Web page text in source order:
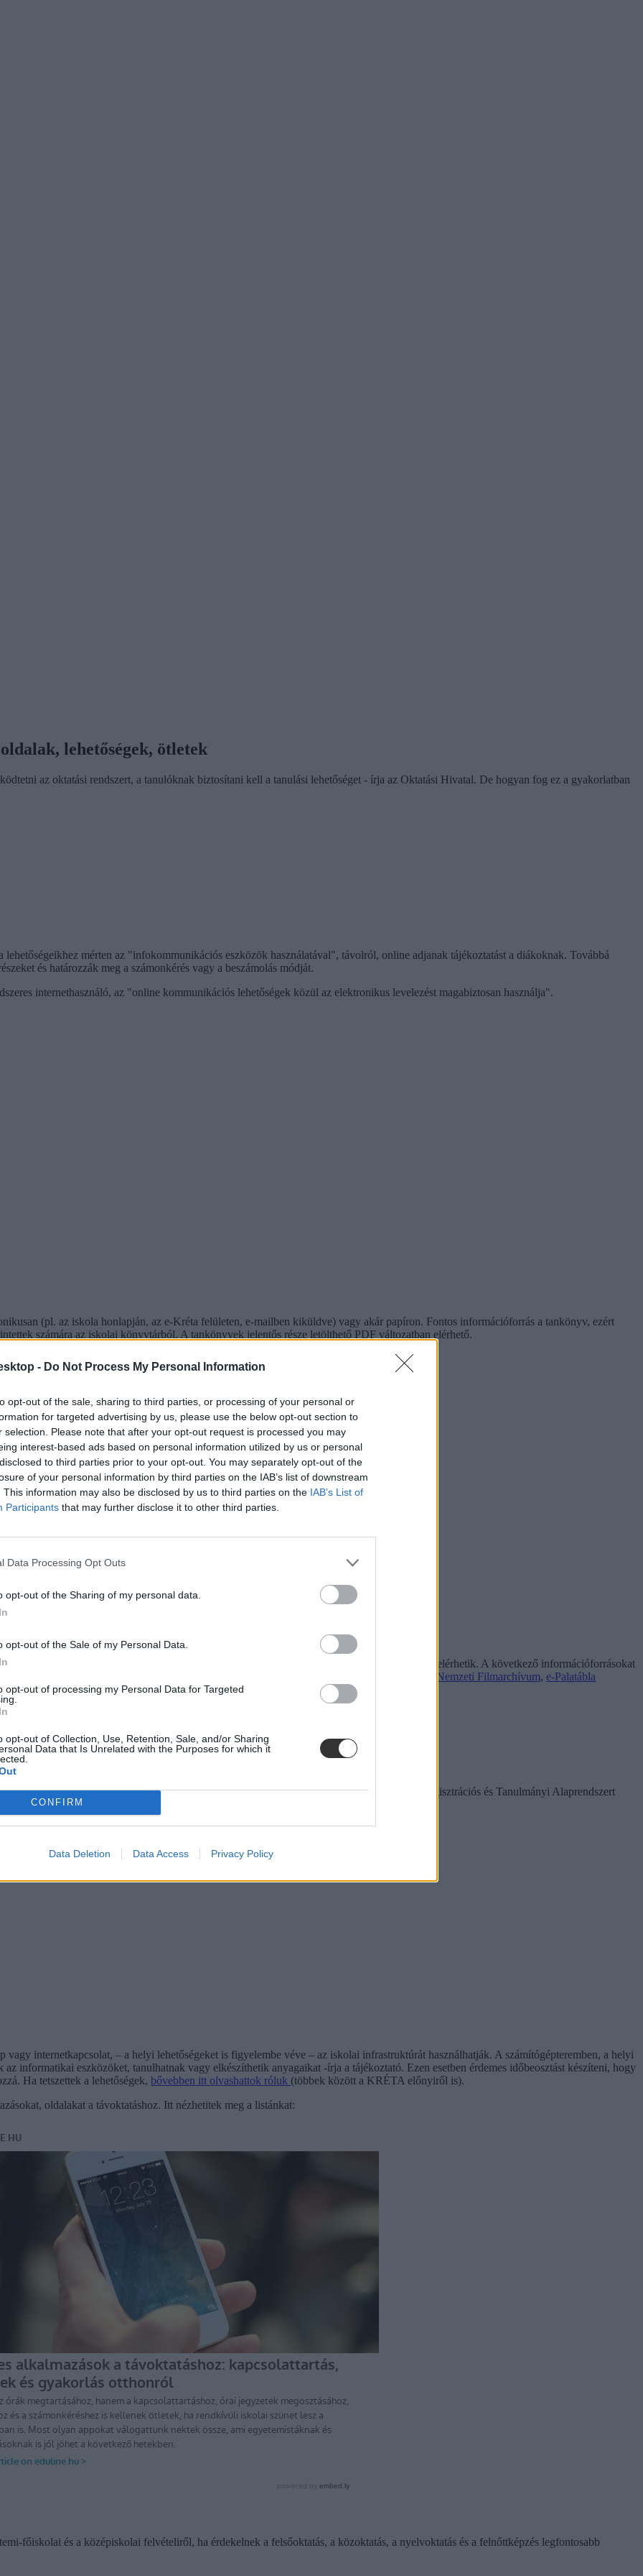
- Do Not Process My Personal Information
opt-out of the sale, sharing to third parties, or processing of your personal or
for targeted advertising by us, please use the below opt-out section to
selection. Please note that after your opt-out request is processed you may
interest-based ads based on personal information utilized by us or personal
to third parties prior to your opt-out. You may separately opt-out of the
of your personal information by third parties on the IAB’s list of downstream
This information may also be disclosed by us to third parties on the IAB’s List of
Participants that may further disclose it to other third parties.
Data Processing Opt Outs
opt-out of the Sharing of my personal data.
opt-out of the Sale of my Personal Data.
opt-out of processing my Personal Data for Targeted
opt-out of Collection, Use, Retention, Sale, and/or Sharing
Data that Is Unrelated with the Purposes for which it
CONFIRM
Data Deletion Data Access Privacy Policy
lehetőségek, ötletek
az oktatási rendszert, a tanulóknak biztosítani kell a tanulási lehetőséget - írja az Oktatási Hivatal. De hogyan fog ez a gyakorlatban
mérten az "infokommunikációs eszközök használatával", távolról, online adjanak tájékoztatást a diákoknak. Továbbá
és határozzák meg a számonkérés vagy a beszámolás módját.
internethasználó, az "online kommunikációs lehetőségek közül az elektronikus levelezést magabiztosan használja".
(pl. az iskola honlapján, az e-Kréta felületen, e-mailben kiküldve) vagy akár papíron. Fontos információforrás a tankönyv, ezért
számára az iskolai könyvtárból. A tankönyvek jelentős része letölthető PDF változatban elérhető.
amelyeken a tanulók a tanulást támogató segédanyagokat, vagy magát a tananyagot elérhetik. A következő információforrásokat
Nemzeti Filmarchívum, e-Palatábla
.
is bővítik majd. Kiemelten ajánlják a legtöbb intézményben már használt Köznevelési Regisztrációs és Tanulmányi Alaprendszert
és ellenőrzését, kérdőívek készítését is támogatja".
internetkapcsolat, – a helyi lehetőségeket is figyelembe véve – az iskolai infrastruktúrát használhatják. A számítógépteremben, a helyi
informatikai eszközöket, tanulhatnak vagy elkészíthetik anyagaikat -írja a tájékoztató. Ezen esetben érdemes időbeosztást készíteni, hogy
Ha tetszettek a lehetőségek, bővebben itt olvashattok róluk (többek között a KRÉTA előnyiről is).
oldalakat a távoktatáshoz. Itt nézhetitek meg a listánkat:
főiskolai és a középiskolai felvételiről, ha érdekelnek a felsőoktatás, a közoktatás, a nyelvoktatás és a felnőttképzés legfontosabb